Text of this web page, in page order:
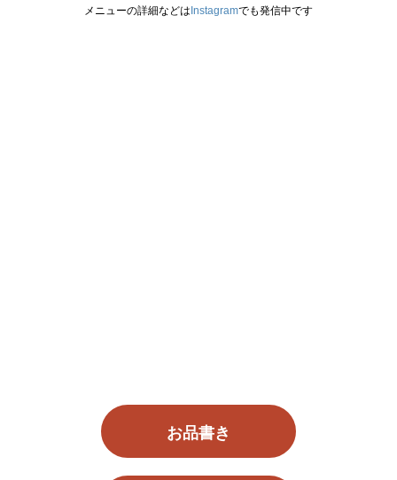
メニューの詳細などはInstagramでも発信中です
お品書き